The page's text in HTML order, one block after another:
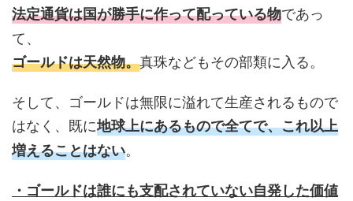
法定通貨は国が勝手に作って配っている物であっ
て、
ゴールドは天然物。真珠などもその部類に入る。
そして、ゴールドは無限に溢れて生産されるもので
はなく、既に地球上にあるもので全てで、これ以上
増えることはない。
・ゴールドは誰にも支配されていない自発した価値